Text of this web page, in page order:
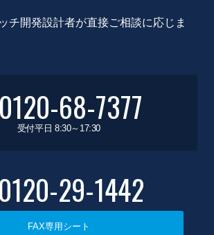
チ開発設計者が直接ご相談に応じま
0120-68-7377
受付平日 8:30～17:30
0120-29-1442
FAX専用シート